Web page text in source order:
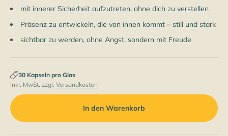
mit innerer Sicherheit aufzutreten, ohne dich zu verstellen
Präsenz zu entwickeln, die von innen kommt – still und stark
sichtbar zu werden, ohne Angst, sondern mit Freude
30 Kapseln pro Glas
inkl. MwSt. zzgl. Versandkosten
In den Warenkorb